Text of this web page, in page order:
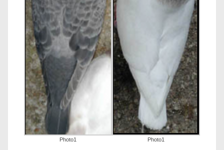
Photo1 Photo1